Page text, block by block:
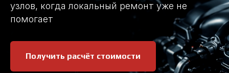
узлов, когда локальный ремонт уже не
помогает
Получить расчёт стоимости